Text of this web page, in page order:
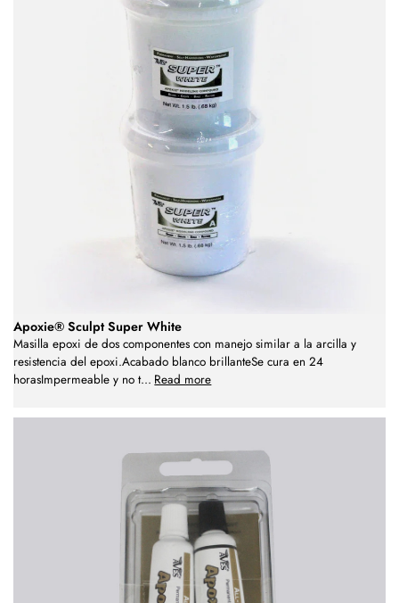
Apoxie® Sculpt Super White
Masilla epoxi de dos componentes con manejo similar a la arcilla y
resistencia del epoxi.Acabado blanco brillanteSe cura en 24
horasImpermeable y no t... Read more